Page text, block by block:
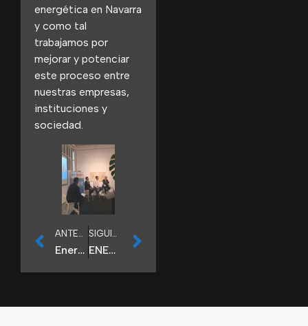
energética en Navarra
y como tal
trabajamos por
mejorar y potenciar
este proceso entre
nuestras empresas,
instituciones y
sociedad.
Enercluster organiza junto con CEN un encuentro empresarial para analizar las oportunidades económicas y de inversión con Polonia ENERCLUSTER participa en la recepción organizada por Gobierno de Navarra en WindEnergy Hamburgo